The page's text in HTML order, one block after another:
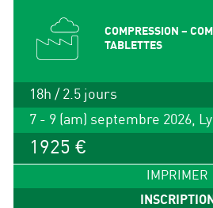
COMPRESSION –
TABLETTES
18h / 2.5 jours
7 - 9 (am) septembre 2026,
1925 €
IMPRIMER
INSCRIPTION